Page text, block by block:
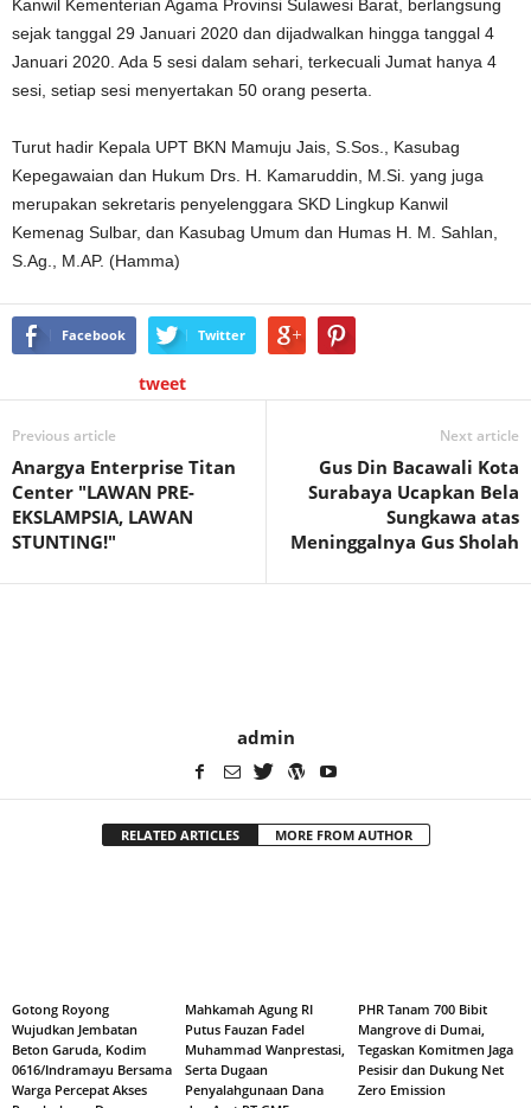
Kanwil Kementerian Agama Provinsi Sulawesi Barat, berlangsung
sejak tanggal 29 Januari 2020 dan dijadwalkan hingga tanggal 4
Januari 2020. Ada 5 sesi dalam sehari, terkecuali Jumat hanya 4
sesi, setiap sesi menyertakan 50 orang peserta.
Turut hadir Kepala UPT BKN Mamuju Jais, S.Sos., Kasubag
Kepegawaian dan Hukum Drs. H. Kamaruddin, M.Si. yang juga
merupakan sekretaris penyelenggara SKD Lingkup Kanwil
Kemenag Sulbar, dan Kasubag Umum dan Humas H. M. Sahlan,
S.Ag., M.AP. (Hamma)
Facebook Twitter
tweet
Previous article
Anargya Enterprise Titan
Center "LAWAN PRE-
EKSLAMPSIA, LAWAN
STUNTING!"
Next article
Gus Din Bacawali Kota
Surabaya Ucapkan Bela
Sungkawa atas
Meninggalnya Gus Sholah
admin
RELATED ARTICLES MORE FROM AUTHOR
Gotong Royong
Wujudkan Jembatan
Beton Garuda, Kodim
0616/Indramayu Bersama
Warga Percepat Akses
Mahkamah Agung RI
Putus Fauzan Fadel
Muhammad Wanprestasi,
Serta Dugaan
Penyalahgunaan Dana
PHR Tanam 700 Bibit
Mangrove di Dumai,
Tegaskan Komitmen Jaga
Pesisir dan Dukung Net
Zero Emission